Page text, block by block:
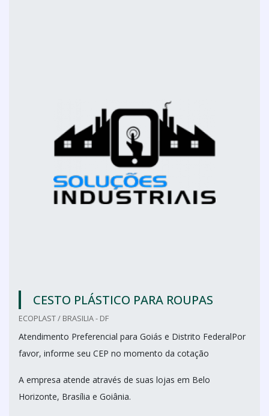
CESTO PLÁSTICO PARA ROUPAS
ECOPLAST / BRASILIA - DF
Atendimento Preferencial para Goiás e Distrito FederalPor
favor, informe seu CEP no momento da cotação
A empresa atende através de suas lojas em Belo
Horizonte, Brasília e Goiânia.